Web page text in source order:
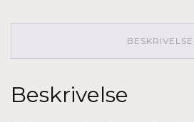
BESKRIVELSE
Beskrivelse